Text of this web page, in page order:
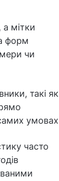
мітки
форм
чи
такі як
часто